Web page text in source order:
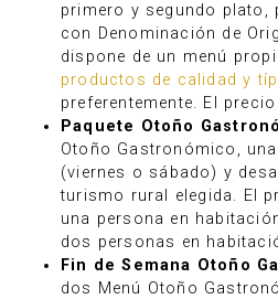
primero y segundo plato,
con Denominación de
dispone de un menú
productos de calidad y
preferentemente. El
Paquete Otoño
Otoño Gastronómico,
(viernes o sábado) y
turismo rural elegida. El
una persona en
dos personas en
Fin de Semana Otoño
dos Menú Otoño